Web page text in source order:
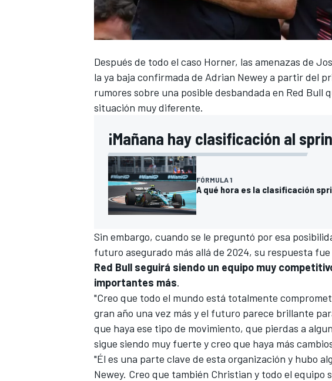
Después de todo el caso Horner, las amenazas de
la ya baja confirmada de Adrian Neweya partir del
rumores sobre una posible desbandada en Red Bull
situación muy diferente.
¡Mañana hay clasificación al
FÓRMULA 1
A qué hora es la clasificación
Sin embargo, cuando se le preguntó por esa
futuro asegurado más allá de 2024, su respuesta
Red Bull seguirá siendo un equipo muy
importantes más.
"Creo que todo el mundo está totalmente
gran año una vez más y el futuro parece brillante
que haya ese tipo de movimiento, que pierdas a
sigue siendo muy fuerte y creo que haya más
"Él es una parte clave de esta organización y hubo
Newey. Creo que también Christian y todo el equipo